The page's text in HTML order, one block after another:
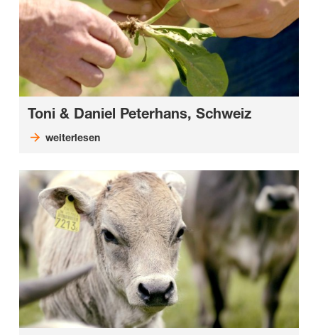
Toni & Daniel Peterhans, Schweiz
weiterlesen